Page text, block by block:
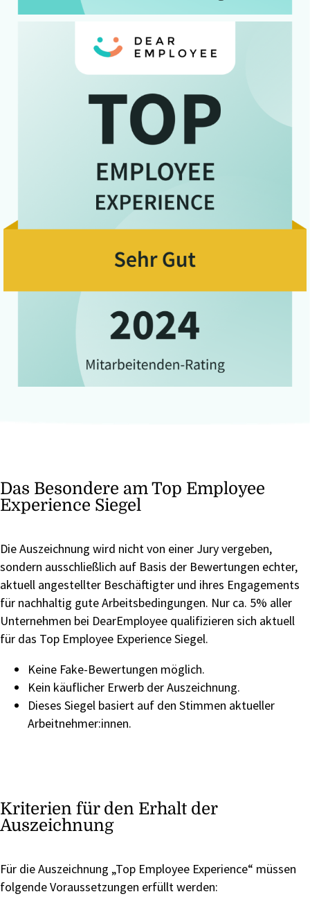
Das Besondere am Top Employee
Experience Siegel
Die Auszeichnung wird nicht von einer Jury vergeben,
sondern ausschließlich auf Basis der Bewertungen echter,
aktuell angestellter Beschäftigter und ihres Engagements
für nachhaltig gute Arbeitsbedingungen. Nur ca. 5% aller
Unternehmen bei DearEmployee qualifizieren sich aktuell
für das Top Employee Experience Siegel.
Keine Fake-Bewertungen möglich.
Kein käuflicher Erwerb der Auszeichnung.
Dieses Siegel basiert auf den Stimmen aktueller
Arbeitnehmer:innen.
Kriterien für den Erhalt der
Auszeichnung
Für die Auszeichnung „Top Employee Experience“ müssen
folgende Voraussetzungen erfüllt werden: